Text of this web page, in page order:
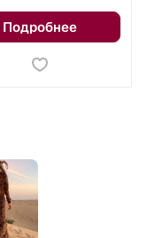
Подробнее